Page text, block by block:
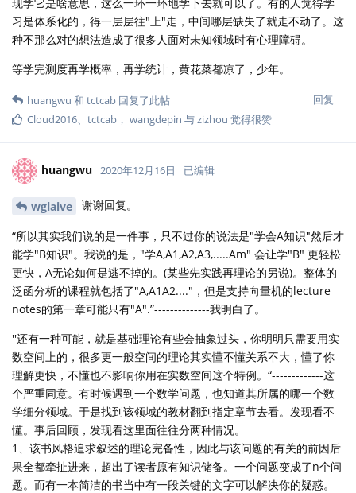
习是体系化的，得一层层往"上"走，中间哪层缺失了就走不动了。这
种不那么对的想法造成了很多人面对未知领域时有心理障碍。
等学完测度再学概率，再学统计，黄花菜都凉了，少年。
回复
huangwu 和 tctcab 回复了此帖
Cloud2016、 tctcab ， wangdepin 与zizhou 觉得很赞
huangwu 2020年12月16日 已编辑
wglaive 谢谢回复。
“所以其实我们说的是一件事，只不过你的说法是"学会A知识"然后才
能学"B知识"。我说的是，"学A,A1,A2,A3,.....Am" 会让学"B" 更轻松
更快，A无论如何是逃不掉的。(某些先实践再理论的另说)。整体的
泛函分析的课程就包括了"A,A1A2...."，但是支持向量机的lecture
notes的第一章可能只有"A".”--------------我明白了。
''还有一种可能，就是基础理论有些会抽象过头，你明明只需要用实
数空间上的，很多更一般空间的理论其实懂不懂关系不大，懂了你
理解更快，不懂也不影响你用在实数空间这个特例。“-------------这
个严重同意。有时候遇到一个数学问题，也知道其所属的哪一个数
学细分领域。于是找到该领域的教材翻到指定章节去看。发现看不
懂。事后回顾，发现看这里面往往分两种情况。
1、该书风格追求叙述的理论完备性，因此与该问题的有关的前因后
果全都牵扯进来，超出了读者原有知识储备。一个问题变成了n个问
题。而有一本简洁的书当中有一段关键的文字可以解决你的疑惑。